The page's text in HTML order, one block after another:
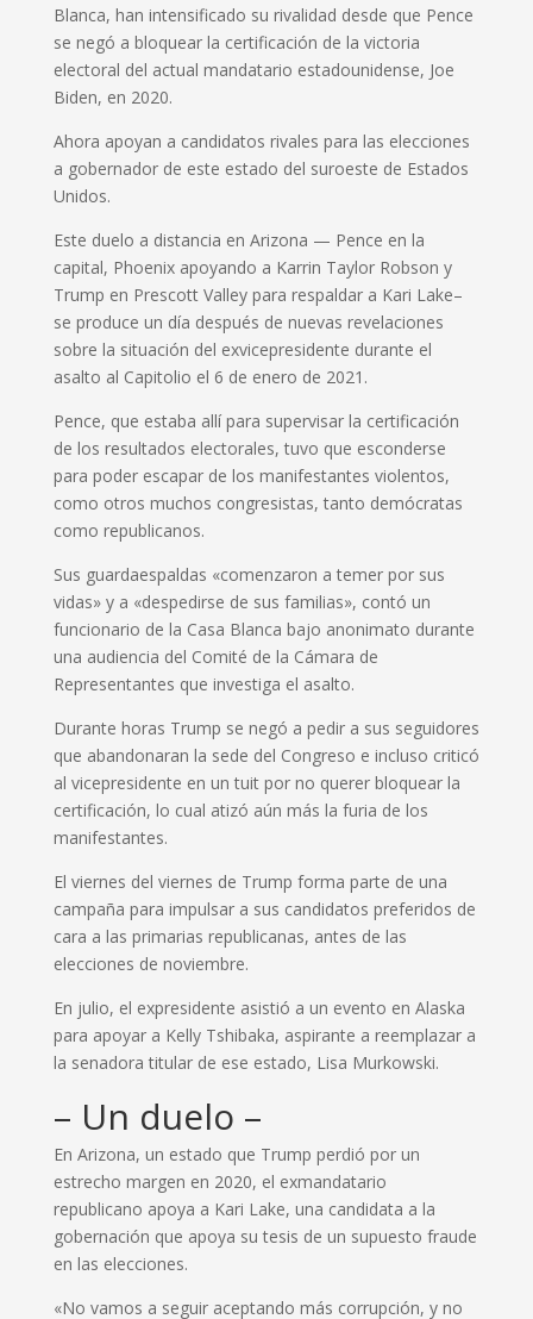
Blanca, han intensificado su rivalidad desde que Pence
se negó a bloquear la certificación de la victoria
electoral del actual mandatario estadounidense, Joe
Biden, en 2020.
Ahora apoyan a candidatos rivales para las elecciones
a gobernador de este estado del suroeste de Estados
Unidos.
Este duelo a distancia en Arizona — Pence en la
capital, Phoenix apoyando a Karrin Taylor Robson y
Trump en Prescott Valley para respaldar a Kari Lake–
se produce un día después de nuevas revelaciones
sobre la situación del exvicepresidente durante el
asalto al Capitolio el 6 de enero de 2021.
Pence, que estaba allí para supervisar la certificación
de los resultados electorales, tuvo que esconderse
para poder escapar de los manifestantes violentos,
como otros muchos congresistas, tanto demócratas
como republicanos.
Sus guardaespaldas «comenzaron a temer por sus
vidas» y a «despedirse de sus familias», contó un
funcionario de la Casa Blanca bajo anonimato durante
una audiencia del Comité de la Cámara de
Representantes que investiga el asalto.
Durante horas Trump se negó a pedir a sus seguidores
que abandonaran la sede del Congreso e incluso criticó
al vicepresidente en un tuit por no querer bloquear la
certificación, lo cual atizó aún más la furia de los
manifestantes.
El viernes del viernes de Trump forma parte de una
campaña para impulsar a sus candidatos preferidos de
cara a las primarias republicanas, antes de las
elecciones de noviembre.
En julio, el expresidente asistió a un evento en Alaska
para apoyar a Kelly Tshibaka, aspirante a reemplazar a
la senadora titular de ese estado, Lisa Murkowski.
– Un duelo –
En Arizona, un estado que Trump perdió por un
estrecho margen en 2020, el exmandatario
republicano apoya a Kari Lake, una candidata a la
gobernación que apoya su tesis de un supuesto fraude
en las elecciones.
«No vamos a seguir aceptando más corrupción, y no